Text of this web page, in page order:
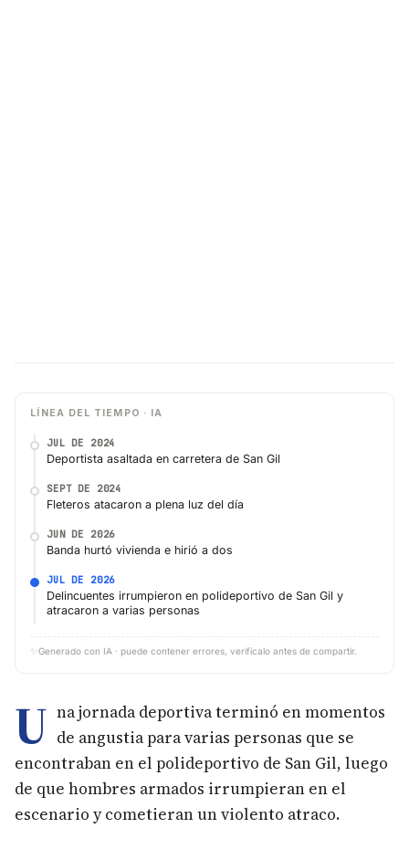
LÍNEA DEL TIEMPO · IA
JUL DE 2024
Deportista asaltada en carretera de San Gil
SEPT DE 2024
Fleteros atacaron a plena luz del día
JUN DE 2026
Banda hurtó vivienda e hirió a dos
JUL DE 2026
Delincuentes irrumpieron en polideportivo de San Gil y
atracaron a varias personas
✨ Generado con IA · puede contener errores, verifícalo antes de compartir.
U na jornada deportiva terminó en momentos
de angustia para varias personas que se
encontraban en el polideportivo de San Gil, luego
de que hombres armados irrumpieran en el
escenario y cometieran un violento atraco.